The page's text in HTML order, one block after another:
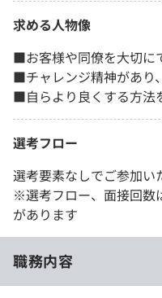
求める人物像
■お客様や同僚を大切に
■チャレンジ精神があり
■自らより良くする方法
選考フロー
選考要素なしでご参加い
※選考フロー、面接回数
があります
職務内容